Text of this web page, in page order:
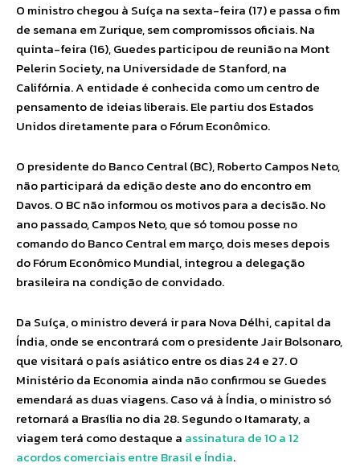
O ministro chegou à Suíça na sexta-feira (17) e passa o fim
de semana em Zurique, sem compromissos oficiais. Na
quinta-feira (16), Guedes participou de reunião na Mont
Pelerin Society, na Universidade de Stanford, na
Califórnia. A entidade é conhecida como um centro de
pensamento de ideias liberais. Ele partiu dos Estados
Unidos diretamente para o Fórum Econômico.
O presidente do Banco Central (BC), Roberto Campos Neto,
não participará da edição deste ano do encontro em
Davos. O BC não informou os motivos para a decisão. No
ano passado, Campos Neto, que só tomou posse no
comando do Banco Central em março, dois meses depois
do Fórum Econômico Mundial, integrou a delegação
brasileira na condição de convidado.
Da Suíça, o ministro deverá ir para Nova Délhi, capital da
Índia, onde se encontrará com o presidente Jair Bolsonaro,
que visitará o país asiático entre os dias 24 e 27. O
Ministério da Economia ainda não confirmou se Guedes
emendará as duas viagens. Caso vá à Índia, o ministro só
retornará a Brasília no dia 28. Segundo o Itamaraty, a
viagem terá como destaque a assinatura de 10 a 12
acordos comerciais entre Brasil e Índia.